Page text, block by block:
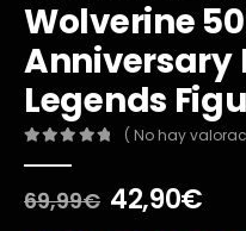
Wolverine
Anniversary
Legends
( No hay
69,99€ El
42,90€El